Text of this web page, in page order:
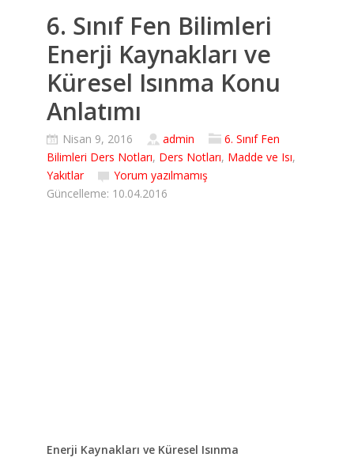
6. Sınıf Fen Bilimleri
Enerji Kaynakları ve
Küresel Isınma Konu
Anlatımı
Nisan 9, 2016 admin
6. Sınıf Fen
Bilimleri Ders Notları, Ders Notları, Madde ve Isı,
Yakıtlar
Yorum yazılmamış
Güncelleme: 10.04.2016
Enerji Kaynakları ve Küresel Isınma